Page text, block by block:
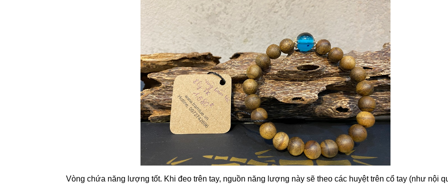
Vòng chứa năng lượng tốt. Khi đeo trên tay, nguồn năng lượng này sẽ theo các huyệt trên cổ tay (như nội